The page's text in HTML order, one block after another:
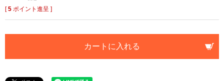
[5 ポイント進呈 ]
カートに入れる